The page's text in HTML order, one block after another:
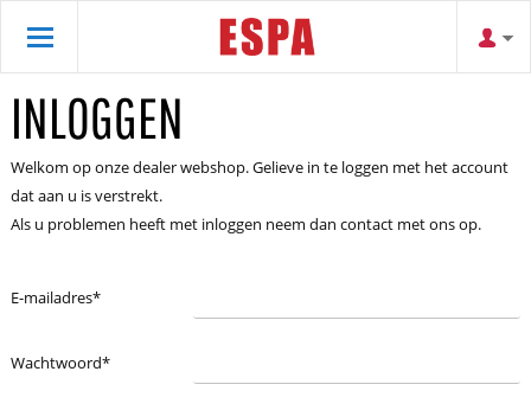
INLOGGEN
Welkom op onze dealer webshop. Gelieve in te loggen met het account
dat aan u is verstrekt.
Als u problemen heeft met inloggen neem dan contact met ons op.
E-mailadres*
Wachtwoord*